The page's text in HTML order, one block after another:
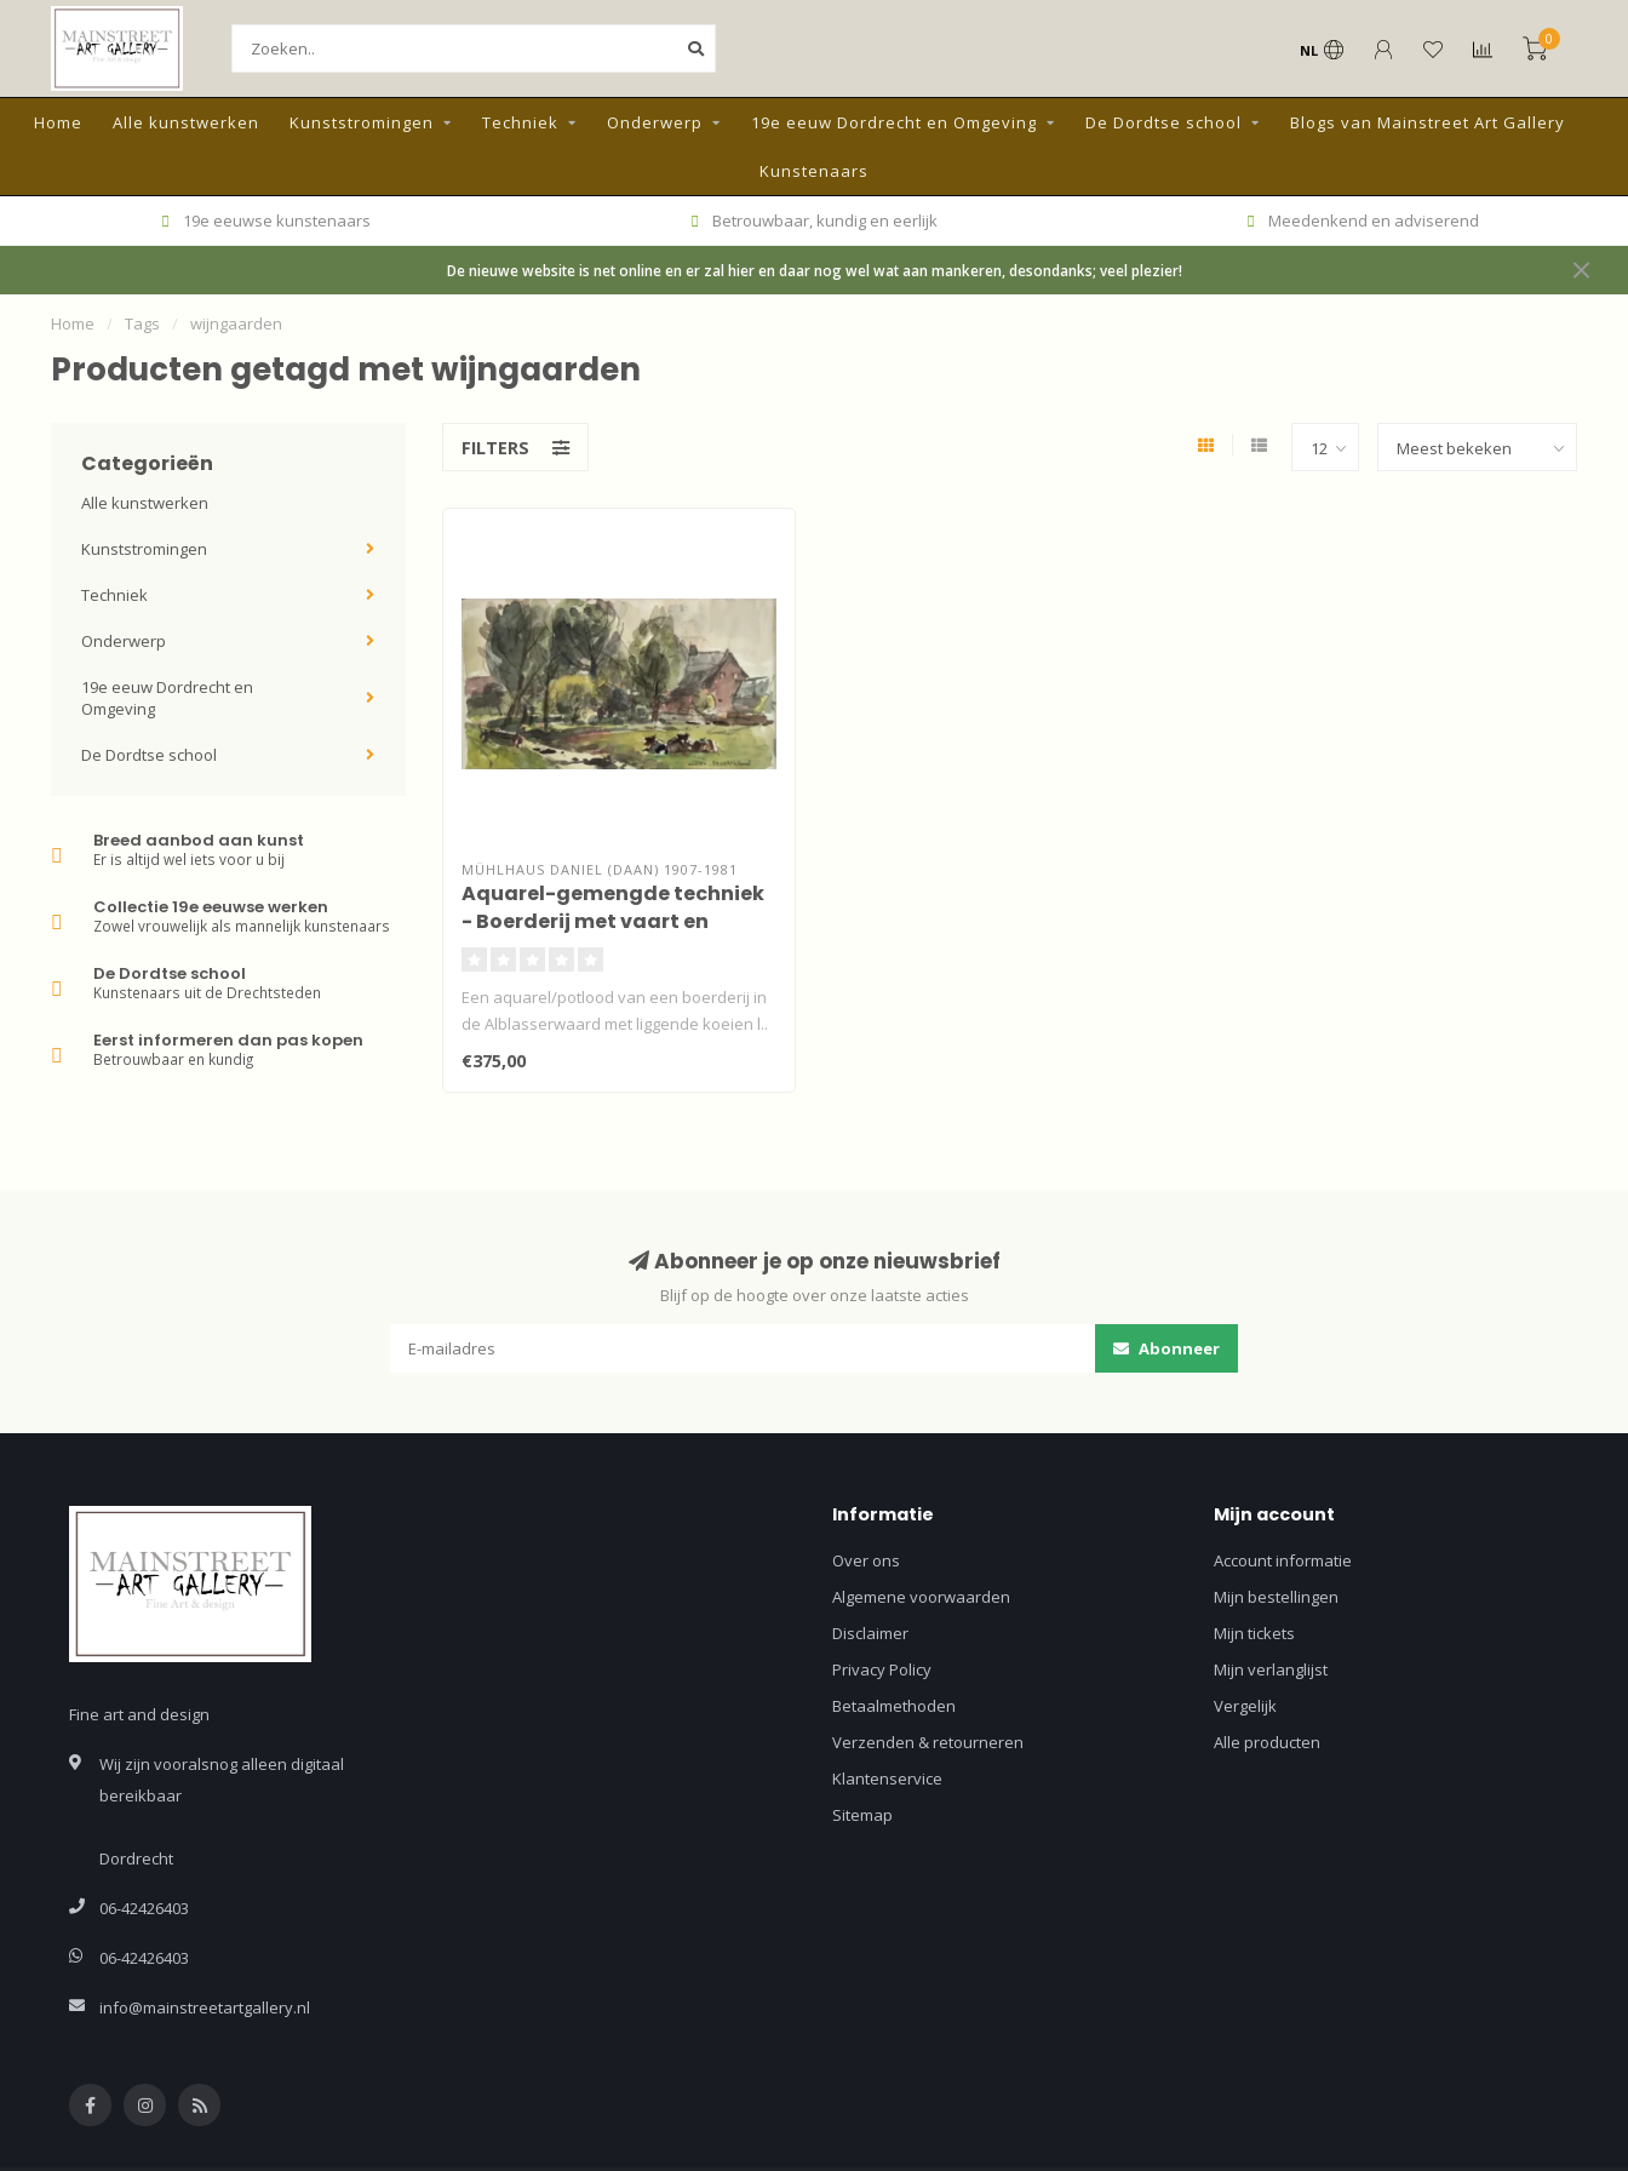
NL
0
Home Alle kunstwerken Kunststromingen Techniek Onderwerp 19e eeuw Dordrecht en Omgeving De Dordtse school Blogs van Mainstreet Art Gallery
Kunstenaars
19e eeuwse kunstenaars Betrouwbaar, kundig en eerlijk Meedenkend en adviserend
De nieuwe website is net online en er zal hier en daar nog wel wat aan mankeren, desondanks; veel plezier!
Home / Tags / wijngaarden
Producten getagd met wijngaarden
Categorieën
Alle kunstwerken
Kunststromingen
Techniek
Onderwerp
19e eeuw Dordrecht en
Omgeving
De Dordtse school
Breed aanbod aan kunst
Er is altijd wel iets voor u bij
Collectie 19e eeuwse werken
Zowel vrouwelijk als mannelijk kunstenaars
De Dordtse school
Kunstenaars uit de Drechtsteden
Eerst informeren dan pas kopen
Betrouwbaar en kundig
FILTERS
MÜHLHAUS DANIEL (DAAN) 1907-1981
Aquarel-gemengde techniek
- Boerderij met vaart en
Een aquarel/potlood van een boerderij in
de Alblasserwaard met liggende koeien l..
€375,00
Abonneer je op onze nieuwsbrief
Blijf op de hoogte over onze laatste acties
Abonneer
Fine art and design
Wij zijn vooralsnog alleen digitaal
bereikbaar
Dordrecht
06-42426403
06-42426403
info@mainstreetartgallery.nl
Informatie
Over ons
Algemene voorwaarden
Disclaimer
Privacy Policy
Betaalmethoden
Verzenden & retourneren
Klantenservice
Sitemap
Mijn account
Account informatie
Mijn bestellingen
Mijn tickets
Mijn verlanglijst
Vergelijk
Alle producten